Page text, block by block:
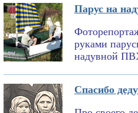
Парус на
руками
надувной
Спасибо